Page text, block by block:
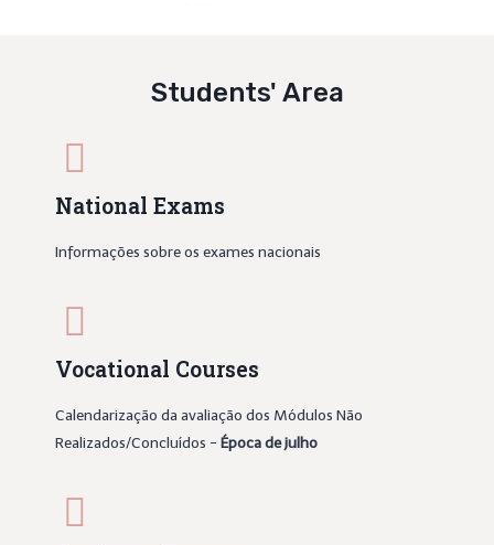
Students' Area
National Exams
Informações sobre os exames nacionais
Vocational Courses
Calendarização da avaliação dos Módulos Não
Realizados/Concluídos - Época de julho